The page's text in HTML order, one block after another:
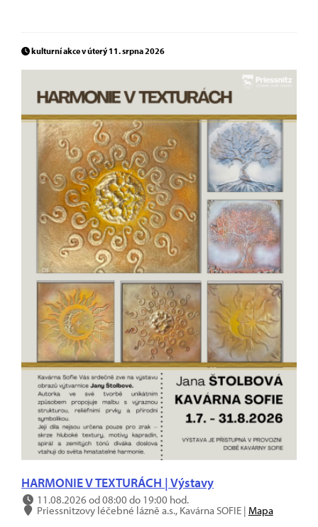
kulturní akce v úterý 11. srpna 2026
HARMONIE V TEXTURÁCH | Výstavy
11.08.2026 od 08:00 do 19:00 hod.
Priessnitzovy léčebné lázně a.s., Kavárna SOFIE | Mapa